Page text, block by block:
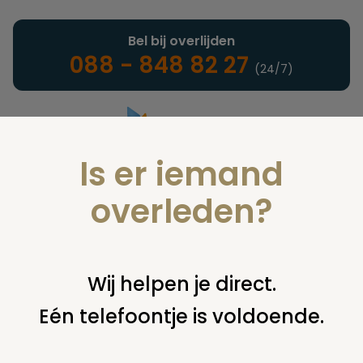
Landelijke uitvaartonderneming
Bel bij overlijden
088 - 848 82 27 (24/7)
U bent hier: home verzekeringen overige financiering uit
polis levensverzekering
Is er iemand
overleden?
Wij helpen je direct.
Eén telefoontje is voldoende.